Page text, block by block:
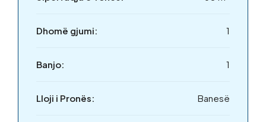
Dhomë gjumi: 1
Banjo: 1
Lloji i Pronës: Banesë